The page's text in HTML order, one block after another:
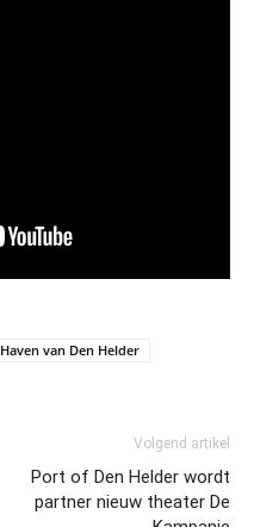
Haven van Den Helder
Volgend artikel
Port of Den Helder wordt
partner nieuw theater De